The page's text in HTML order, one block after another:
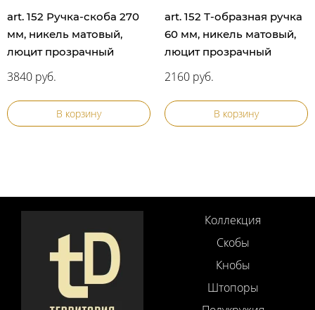
art. 152 Ручка-скоба 270
мм, никель матовый,
люцит прозрачный
3840 руб.
В корзину
art. 152 Т-образная ручка
60 мм, никель матовый,
люцит прозрачный
2160 руб.
В корзину
Коллекция
Скобы
Кнобы
Штопоры